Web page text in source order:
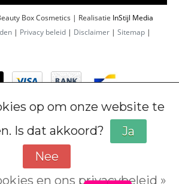
Box Cosmetics | Realisatie InStijl Media
| Privacy beleid | Disclaimer | Sitemap |
op om onze website te
Is dat akkoord?
Ja
Nee
en ons privacybeleid »